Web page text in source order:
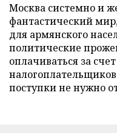
Москва системно и
фантастический
для армянского
политические
оплачиваться за
поступки не нужно